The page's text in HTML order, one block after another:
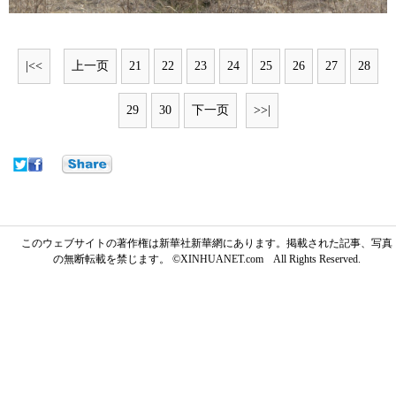
|<< 上一页 21 22 23 24 25 26 27 28
29 30 下一页 >>|
このウェブサイトの著作権は新華社新華網にあります。掲載された記事、写真
の無断転載を禁じます。 ©XINHUANET.com All Rights Reserved.